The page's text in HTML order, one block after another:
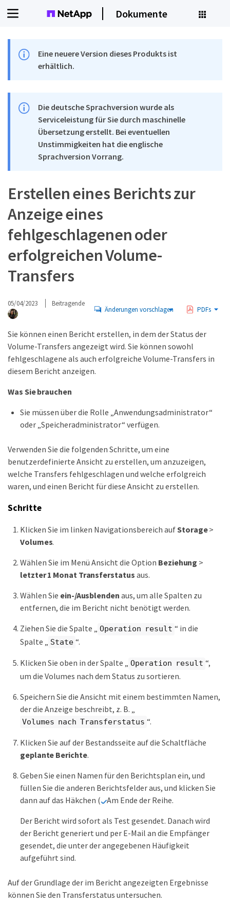
Dokumente
Eine neuere Version dieses Produkts ist
erhältlich.
Die deutsche Sprachversion wurde als
Serviceleistung für Sie durch maschinelle
Übersetzung erstellt. Bei eventuellen
Unstimmigkeiten hat die englische
Sprachversion Vorrang.
Erstellen eines Berichts zur
Anzeige eines
fehlgeschlagenen oder
erfolgreichen Volume-
Transfers
05/04/2023 Beitragende
Änderungen vorschlagen PDFs
Sie können einen Bericht erstellen, in dem der Status der
Volume-Transfers angezeigt wird. Sie können sowohl
fehlgeschlagene als auch erfolgreiche Volume-Transfers in
diesem Bericht anzeigen.
Was Sie brauchen
Sie müssen über die Rolle „Anwendungsadministrator“
oder „Speicheradministrator“ verfügen.
Verwenden Sie die folgenden Schritte, um eine
benutzerdefinierte Ansicht zu erstellen, um anzuzeigen,
welche Transfers fehlgeschlagen und welche erfolgreich
waren, und einen Bericht für diese Ansicht zu erstellen.
Schritte
Klicken Sie im linken Navigationsbereich aufStorage>
Volumes.
Wählen Sie im Menü Ansicht die Option Beziehung >
letzter 1 Monat Transferstatus aus.
Wählen Sie ein-/Ausblenden aus, um alle Spalten zu
entfernen, die im Bericht nicht benötigt werden.
Ziehen Sie die Spalte „ Operation result “ in die
Spalte „
State “.
Klicken Sie oben in der Spalte „ Operation result “,
um die Volumes nach dem Status zu sortieren.
Speichern Sie die Ansicht mit einem bestimmten Namen,
der die Anzeige beschreibt, z. B. „
Volumes nach Transferstatus “.
Klicken Sie auf der Bestandsseite auf die Schaltfläche
geplante Berichte.
Geben Sie einen Namen für den Berichtsplan ein, und
füllen Sie die anderen Berichtsfelder aus, und klicken Sie
dann auf das Häkchen (
Am Ende der Reihe.
Der Bericht wird sofort als Test gesendet. Danach wird
der Bericht generiert und per E-Mail an die Empfänger
gesendet, die unter der angegebenen Häufigkeit
aufgeführt sind.
Auf der Grundlage der im Bericht angezeigten Ergebnisse
können Sie den Transferstatus untersuchen.